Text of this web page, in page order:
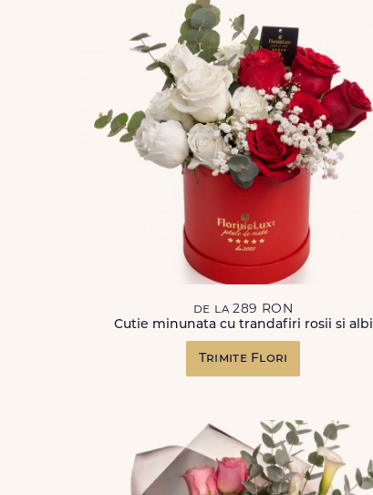
de la 289 RON
Cutie minunata cu trandafiri rosii si albi
Trimite Flori